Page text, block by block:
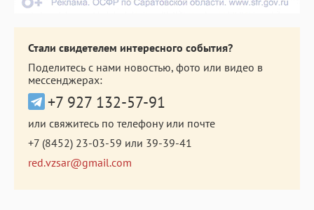
Стали свидетелем интересного события?
Поделитесь с нами новостью, фото или видео в
мессенджерах:
+7 927 132-57-91
или свяжитесь по телефону или почте
+7 (8452) 23-03-59 или 39-39-41
red.vzsar@gmail.com